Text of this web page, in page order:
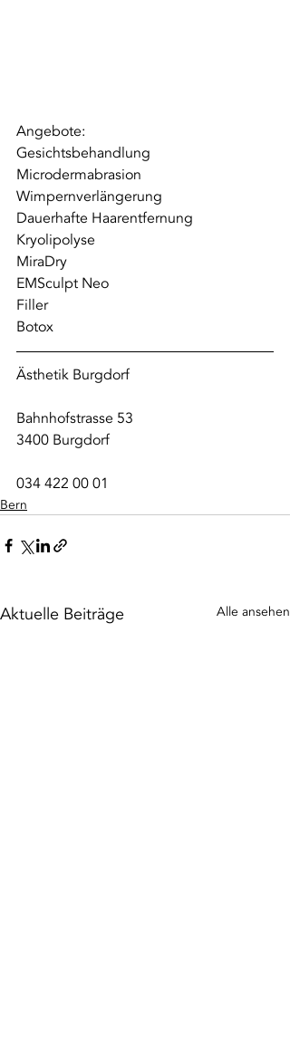
Angebote:
Gesichtsbehandlung
Microdermabrasion
Wimpernverlängerung
Dauerhafte Haarentfernung
Kryolipolyse
MiraDry
EMSculpt Neo
Filler
Botox
Ästhetik Burgdorf
Bahnhofstrasse 53
3400 Burgdorf
034 422 00 01
Bern
Aktuelle Beiträge Alle ansehen